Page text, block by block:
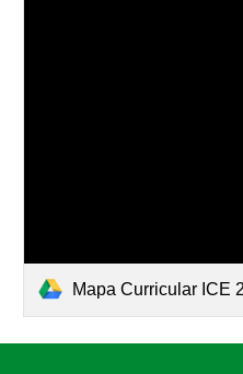
Mapa Curricular ICE